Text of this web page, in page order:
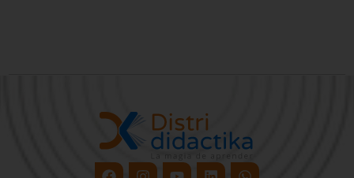
FacebookInstagram
YoutubeLinkedinWhatsapp